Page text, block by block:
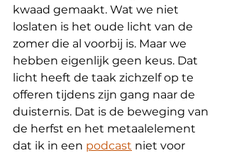
kwaad gemaakt. Wat we niet
loslaten is het oude licht van de
zomer die al voorbij is. Maar we
hebben eigenlijk geen keus. Dat
licht heeft de taak zichzelf op te
offeren tijdens zijn gang naar de
duisternis. Dat is de beweging van
de herfst en het metaalelement
dat ik in een podcast niet voor